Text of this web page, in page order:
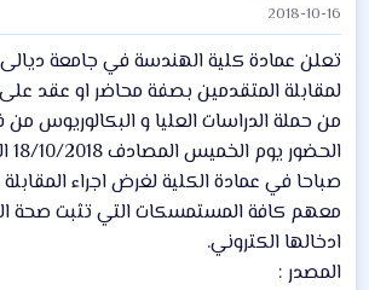
2018-10-16
تعلن عمادة كلية الهندسة في جامعة
لمقابلة المتقدمين بصفة محاضر او عقد على
من حملة الدراسات العليا و البكالوريوس من
صباحا في عمادة الكلية لغرض اجراء
معهم كافة المستمسكات التي تثبت صحة
ادخالها الكتروني.
المصدر :